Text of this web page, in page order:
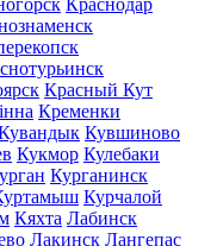
Краснодар
Красный Кут
Кременки
Кувшиново
Кукмор Кулебаки
Курганинск
Курчалой
Кяхта Лабинск
Лакинск Лангепас